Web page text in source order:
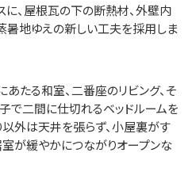
、屋根瓦の下の断熱材、外壁内
暑地ゆえの新しい工夫を採用しま
たる和室、二番座のリビング、そ
で二間に仕切れるベッドルームを
外は天井を張らず、小屋裏がす
が緩やかにつながりオープンな